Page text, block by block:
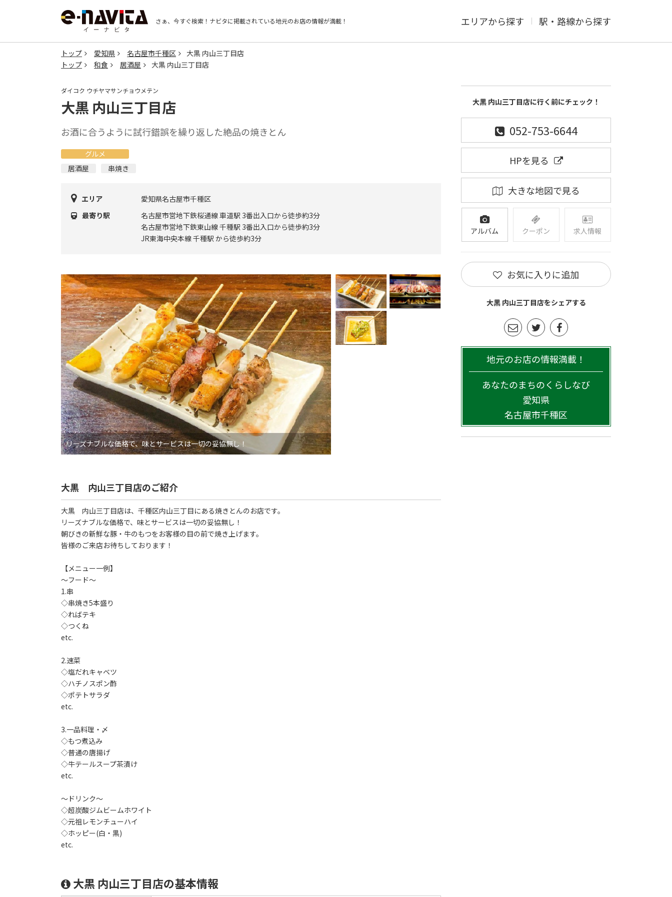
さぁ、今すぐ検索！ ナビタに掲載されている地元のお店の情報が満載！ エリアから探す 駅・路線から探す
トップ 愛知県 名古屋市千種区
大黒 内山三丁目店
トップ
和食 居酒屋 大黒 内山三丁目店
ダイコク ウチヤマサンチョウメテン
大黒 内山三丁目店
お酒に合うように試行錯誤を繰り返した絶品の焼きとん
グルメ
居酒屋
串焼き
エリア
愛知県名古屋市千種区
最寄り駅
名古屋市営地下鉄桜通線 車道駅 3番出入口から徒歩約3分
名古屋市営地下鉄東山線 千種駅 3番出入口から徒歩約3分
JR東海中央本線 千種駅 から徒歩約3分
リーズナブルな価格で、味とサービスは一切の妥協無し！
大黒 内山三丁目店のご紹介
大黒 内山三丁目店は、千種区内山三丁目にある焼きとんのお店です。
リーズナブルな価格で、味とサービスは一切の妥協無し！
朝びきの新鮮な豚・牛のもつをお客様の目の前で焼き上げます。
皆様のご来店お待ちしております！
【メニュー一例】
～フード～
1.串
◇串焼き5本盛り
◇ればテキ
◇つくね
etc.
2.速菜
◇塩だれキャベツ
◇ハチノスポン酢
◇ポテトサラダ
etc.
3.一品料理・〆
◇もつ煮込み
◇普通の唐揚げ
◇牛テールスープ茶漬け
etc.
～ドリンク～
◇超炭酸ジムビームホワイト
◇元祖レモンチューハイ
◇ホッピー(白・黒)
etc.
大黒 内山三丁目店の基本情報
大黒 内山三丁目店に行く前にチェック！
052-753-6644
HPを見る
大きな地図で見る
アルバム クーポン 求人情報
お気に入りに追加
大黒 内山三丁目店をシェアする
地元のお店の情報満載！
あなたのまちのくらしなび
愛知県
名古屋市千種区